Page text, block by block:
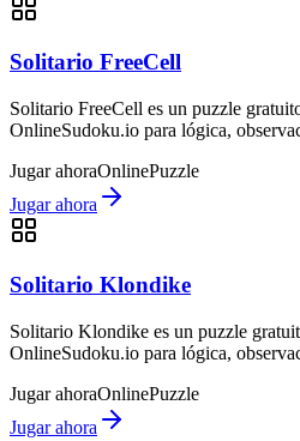
Solitario FreeCell
Solitario FreeCell es un puzzle
OnlineSudoku.io para lógica,
Jugar ahoraOnlinePuzzle
Jugar ahora
Solitario Klondike
Solitario Klondike es un puzzle
OnlineSudoku.io para lógica,
Jugar ahoraOnlinePuzzle
Jugar ahora